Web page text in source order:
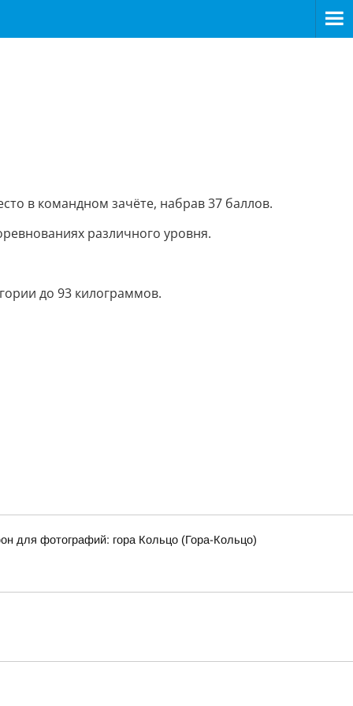
в командном зачёте, набрав 37 баллов.
различного уровня.
до 93 килограммов.
для фотографий: гора Кольцо (Гора-Кольцо)